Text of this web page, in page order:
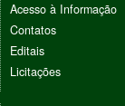
Acesso à Informação
Contatos
Editais
Licitações